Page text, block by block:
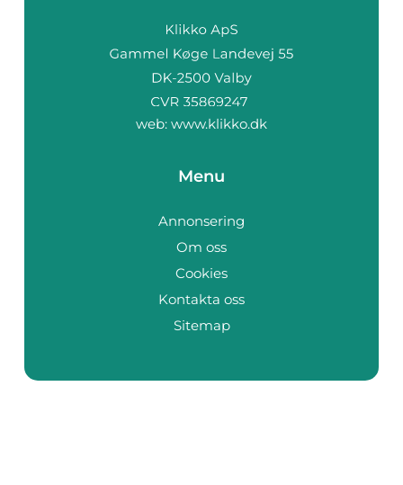
web: www.klikko.dk
Menu
Annonsering
Om oss
Cookies
Kontakta oss
Sitemap